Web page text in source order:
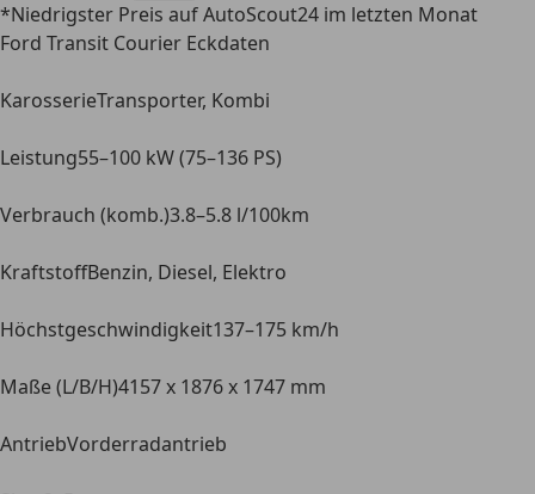
*Niedrigster Preis auf AutoScout24 im letzten Monat
Ford Transit Courier Eckdaten
KarosserieTransporter, Kombi
Leistung55–100 kW (75–136 PS)
Verbrauch (komb.)3.8–5.8 l/100km
KraftstoffBenzin, Diesel, Elektro
Höchstgeschwindigkeit137–175 km/h
Maße (L/B/H)4157 x 1876 x 1747 mm
AntriebVorderradantrieb